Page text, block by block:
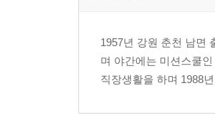
053 얼마나 사랑하면 1
054 얼마나 사랑하면 2
055 얼마나 사랑하면 3
1957년 강원 춘천 남면
며 야간에는 미션스쿨
직장생활을 하며 1988